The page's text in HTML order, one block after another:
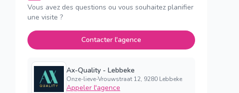
Vous avez des questions ou vous souhaitez planifier
une visite ?
Contacter l'agence
Ax-Quality - Lebbeke
Onze-lieve-Vrouwstraat 12, 9280 Lebbeke
Appeler l'agence